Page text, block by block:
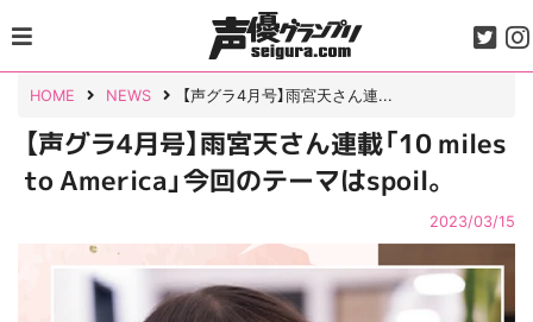
to
content
HOME NEWS 【声グラ4月号】雨宮天さん連...
【声グラ4月号】雨宮天さん連載「10 miles
to America」今回のテーマはspoil。
2023/03/15